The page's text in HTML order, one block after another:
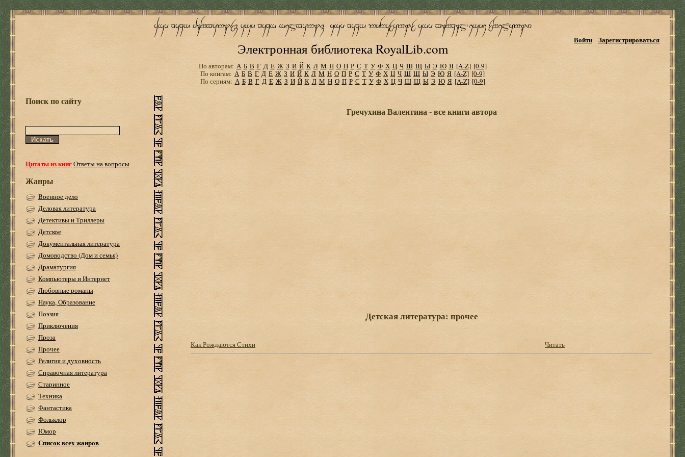
Электронная библиотека RoyalLib.com
Войти Зарегистрироваться
По авторам: А Б В Г Д Е Ж З И Й К Л М Н О П Р С Т У Ф Х Ц Ч Ш Щ Ы Э Ю Я [A-Z] [0-9]
По книгам: А Б В Г Д Е Ж З И Й К Л М Н О П Р С Т У Ф Х Ц Ч Ш Щ Ы Э Ю Я [A-Z] [0-9]
По сериям: А Б В Г Д Е Ж З И Й К Л М Н О П Р С Т У Ф Х Ц Ч Ш Щ Ы Э Ю Я [A-Z] [0-9]
Поиск по сайту
Цитаты из книгОтветы на вопросы
Жанры
Военное дело
Деловая литература
Детективы и Триллеры
Детское
Документальная литература
Домоводство (Дом и семья)
Драматургия
Компьютеры и Интернет
Любовные романы
Наука, Образование
Поэзия
Приключения
Проза
Прочее
Религия и духовность
Справочная литература
Старинное
Техника
Фантастика
Фольклор
Юмор
Список всех жанров
Гречухина Валентина - все книги автора
Детская литература: прочее
Как Рождаются Стихи Читать